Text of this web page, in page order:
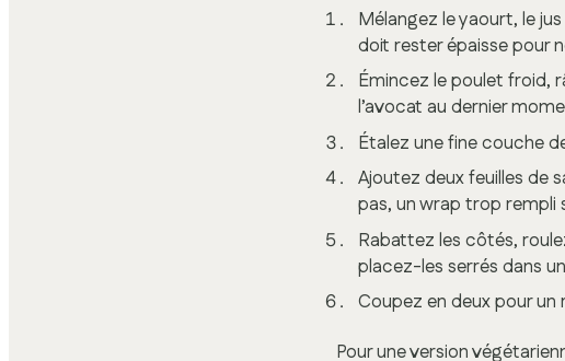
Mélangez le yaourt, le
doit rester épaisse pour
Émincez le poulet froid,
l’avocat au dernier
Étalez une fine couche
Ajoutez deux feuilles de
pas, un wrap trop
Rabattez les côtés,
placez-les serrés dans
Coupez en deux pour
Pour une version